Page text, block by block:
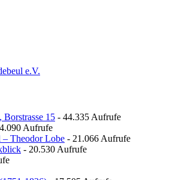
e.V.
15 - 44.335 Aufrufe
Aufrufe
– Theodor Lobe - 21.066 Aufrufe
- 20.530 Aufrufe